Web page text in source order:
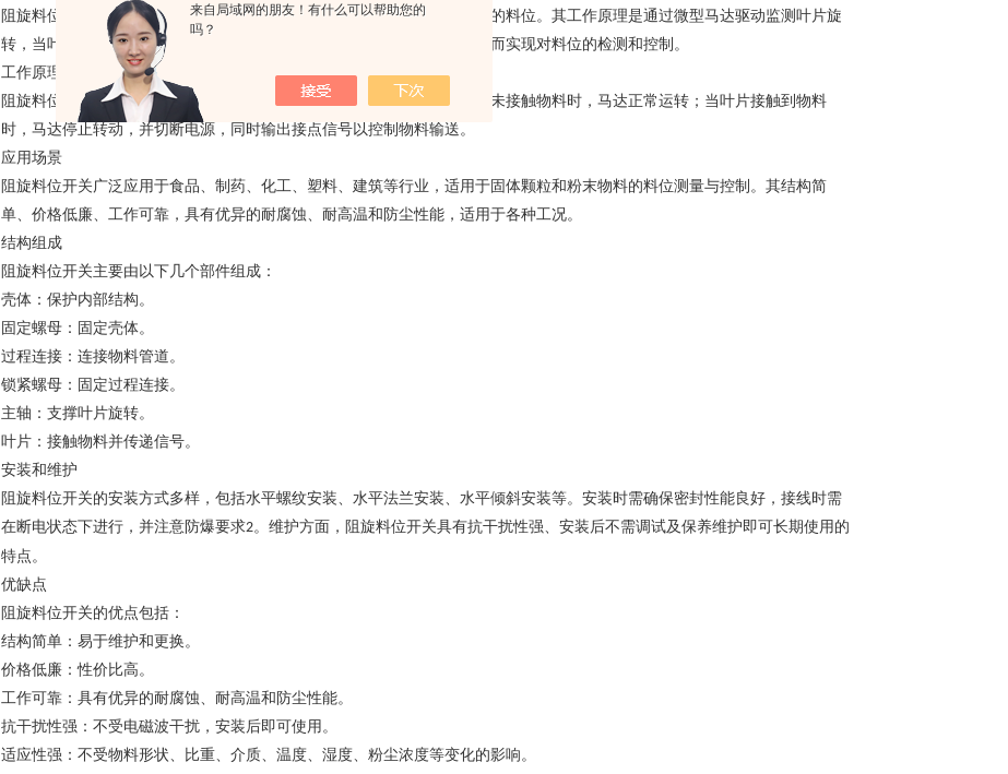
来自局域网的朋友！有什么可以帮助您的
吗？
阻旋料位开关‌是一种常用的料位检测设备，主要用于检测和控制各种物料的料位。其工作原理是通过微型马达驱动监测叶片旋
转，当叶片接触到物料时，马达停止转动，并通过微动开关输出信号，从而实现对料位的检测和控制。
工作原理
阻旋料位开关利用微型马达作为驱动装置，通过离合器与传动轴相连。当未接触物料时，马达正常运转；当叶片接触到物料
时，马达停止转动，并切断电源，同时输出接点信号以控制物料输送。
应用场景
阻旋料位开关广泛应用于食品、制药、化工、塑料、建筑等行业，适用于固体颗粒和粉末物料的料位测量与控制。其结构简
单、价格低廉、工作可靠，具有优异的耐腐蚀、耐高温和防尘性能，适用于各种工况。
结构组成
阻旋料位开关主要由以下几个部件组成：
‌壳体‌：保护内部结构。
‌固定螺母‌：固定壳体。
‌过程连接‌：连接物料管道。
‌锁紧螺母‌：固定过程连接。
‌主轴‌：支撑叶片旋转。
‌叶片‌：接触物料并传递信号‌。
安装和维护
阻旋料位开关的安装方式多样，包括水平螺纹安装、水平法兰安装、水平倾斜安装等。安装时需确保密封性能良好，接线时需
在断电状态下进行，并注意防爆要求2。维护方面，阻旋料位开关具有抗干扰性强、安装后不需调试及保养维护即可长期使用的
特点‌。
优缺点
阻旋料位开关的优点包括：
‌结构简单‌：易于维护和更换。
‌价格低廉‌：性价比高。
‌工作可靠‌：具有优异的耐腐蚀、耐高温和防尘性能。
‌抗干扰性强‌：不受电磁波干扰，安装后即可使用。
‌适应性强‌：不受物料形状、比重、介质、温度、湿度、粉尘浓度等变化的影响‌。